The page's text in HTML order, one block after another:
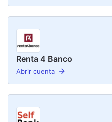
Renta 4 Banco
Abrir cuenta